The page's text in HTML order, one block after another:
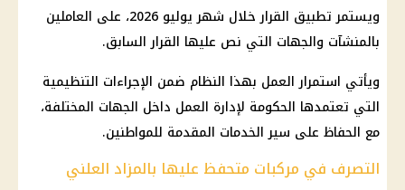
ويستمر تطبيق القرار خلال شهر يوليو 2026، على العاملين
بالمنشآت والجهات التي نص عليها القرار السابق.
ويأتي استمرار العمل بهذا النظام ضمن الإجراءات التنظيمية
التي تعتمدها الحكومة لإدارة العمل داخل الجهات المختلفة،
مع الحفاظ على سير الخدمات المقدمة للمواطنين.
التصرف في مركبات متحفظ عليها بالمزاد العلني